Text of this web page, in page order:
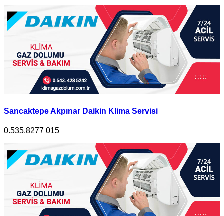
Sancaktepe Akpınar Daikin Klima Servisi
0.535.8277 015